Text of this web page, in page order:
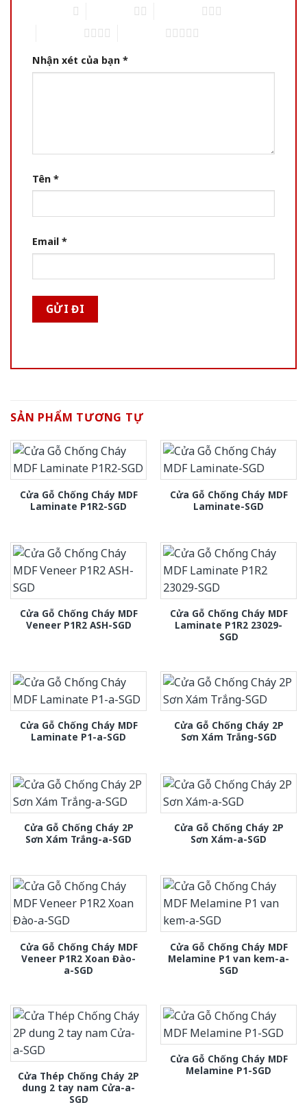
Nhận xét của bạn *
Tên *
Email *
SẢN PHẨM TƯƠNG TỰ
Cửa Gỗ Chống Cháy MDF
Laminate P1R2-SGD
Cửa Gỗ Chống Cháy MDF
Laminate-SGD
Cửa Gỗ Chống Cháy MDF
Veneer P1R2 ASH-SGD
Cửa Gỗ Chống Cháy MDF
Laminate P1R2 23029-
SGD
Cửa Gỗ Chống Cháy MDF
Laminate P1-a-SGD
Cửa Gỗ Chống Cháy 2P
Sơn Xám Trắng-SGD
Cửa Gỗ Chống Cháy 2P
Sơn Xám Trắng-a-SGD
Cửa Gỗ Chống Cháy 2P
Sơn Xám-a-SGD
Cửa Gỗ Chống Cháy MDF
Veneer P1R2 Xoan Đào-
a-SGD
Cửa Gỗ Chống Cháy MDF
Melamine P1 van kem-a-
SGD
Cửa Thép Chống Cháy 2P
dung 2 tay nam Cửa-a-
SGD
Cửa Gỗ Chống Cháy MDF
Melamine P1-SGD